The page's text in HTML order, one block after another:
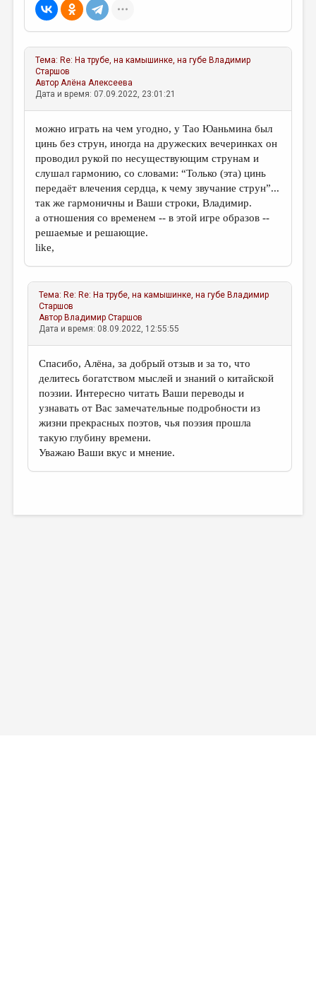
Тема: Re: На трубе, на камышинке, на губе Владимир
Старшов
АвторАлёна Алексеева
Дата и время: 07.09.2022, 23:01:21
можно играть на чем угодно, у Тао Юаньмина был
цинь без струн, иногда на дружеских вечеринках он
проводил рукой по несуществующим струнам и
слушал гармонию, со словами: “Только (эта) цинь
передаёт влечения сердца, к чему звучание струн”...
так же гармоничны и Ваши строки, Владимир.
а отношения со временем -- в этой игре образов --
решаемые и решающие.
like,
Тема: Re: Re: На трубе, на камышинке, на губе Владимир
Старшов
Автор Владимир Старшов
Дата и время: 08.09.2022, 12:55:55
Спасибо, Алёна, за добрый отзыв и за то, что
делитесь богатством мыслей и знаний о китайской
поэзии. Интересно читать Ваши переводы и
узнавать от Вас замечательные подробности из
жизни прекрасных поэтов, чья поэзия прошла
такую глубину времени.
Уважаю Ваши вкус и мнение.